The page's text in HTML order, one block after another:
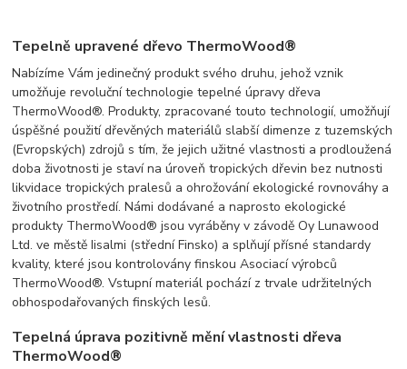
Tepelně upravené dřevo ThermoWood®
Nabízíme Vám jedinečný produkt svého druhu, jehož vznik
umožňuje revoluční technologie tepelné úpravy dřeva
ThermoWood®. Produkty, zpracované touto technologií, umožňují
úspěšné použití dřevěných materiálů slabší dimenze z tuzemských
(Evropských) zdrojů s tím, že jejich užitné vlastnosti a prodloužená
doba životnosti je staví na úroveň tropických dřevin bez nutnosti
likvidace tropických pralesů a ohrožování ekologické rovnováhy a
životního prostředí. Námi dodávané a naprosto ekologické
produkty ThermoWood® jsou vyráběny v závodě Oy Lunawood
Ltd. ve městě Iisalmi (střední Finsko) a splňují přísné standardy
kvality, které jsou kontrolovány finskou Asociací výrobců
ThermoWood®. Vstupní materiál pochází z trvale udržitelných
obhospodařovaných finských lesů.
Tepelná úprava pozitivně mění vlastnosti dřeva
ThermoWood®